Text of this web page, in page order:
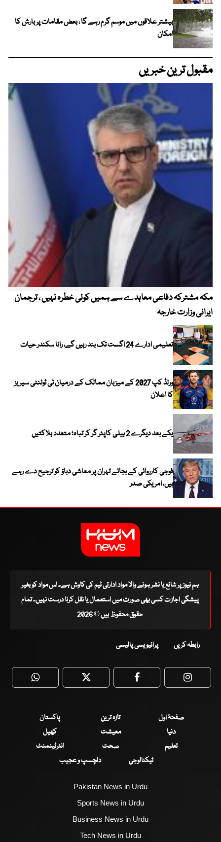
بیشتر علاقوں میں موسم گرم رہے گا ، بعض مقامات پر بارش کا
امکان
مقبول ترین خبریں
مکہ مشترکہ دفاعی معاہدے سے ہمیں کوئی خطرہ نہیں ، ترجمان
ایرانی وزارت خارجہ
تعلیمی ادارے 24 اگست تک بند رہیں گے، رانا سکندر حیات
ورلڈ کپ 2027 کے میزبان ممالک کے درمیان ٹی ٹوئنٹی سیریز
کا اعلان
یکے بعد دیگرے 2 ہیلی کاپٹر گر کر تباہ؛ متعدد ہلاکتیں
فوجی کارروائی کے بجائے تہران پر معاشی دباؤ کو ترجیح دے رہے
ہیں، امریکی صدر
ہم نیوز پر شائع یا نشر ہونے والا مواد ادارتی ٹیم کی کاوش ہے۔ اس مواد کو بغیر
پیشگی اجازت کسی بھی صورت میں استعمال یا نقل کرنا درست نہیں۔ تمام
حقوق محفوظ ہیں © 2026
رابطہ کریں پرائیویسی پالیسی
WhatsApp Twitter Facebook
صفحۂ اول تازہ ترین
پاکستان
دنیا
معیشت
کھیل
تعلیم
صحت
انٹرٹینمنٹ
ٹیکنالوجی
دلچسپ و عجیب
Pakistan News in Urdu
Sports News in Urdu
Business News in Urdu
Tech News in Urdu